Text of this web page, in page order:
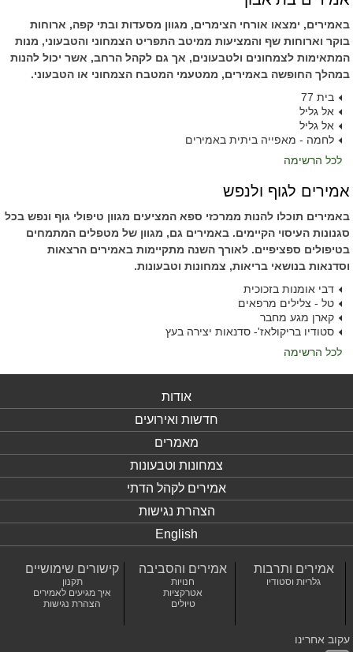
באמירים, ימצאו אורחי הצימרים, מגוון מסעדות ובתי קפה, ארוחות
בוקר וארוחות שף והמציעות ממיטב התפריט הצמחוני והטבעוני, מנות
המתאימות לצמחונים ולטבעונים, אך גם לקהל הרחב, אשר יכול להנות
במהלך החופשה באמירים, ממטעמי המטבח הצמחוני או הטבעוני.
בית 77
אל גליל
אל גליל
לחמה - מאפייה ביתית באמירים
לכל הרשימה
אמירים לגוף ולנפש
באמירים תוכלו להנות ממרכזי ספא המציעים מגוון טיפולי גוף ונפש בכל
סגנונות העיסוי הקיימים. באמירים גם, מגוון של מטפלים המתמחים
בטיפולים ספציפיים. לאורך השנה מתקיימות באמירים הרצאות
וסדנאות בנושאי בריאות, צמחונות וטבעונות.
דבי אומנות בזכוכית
טל - צלילים מרפאים
קארן מגע מחבר
סטודיו בריקולאז'- סדנאות יצירה בעץ
לכל הרשימה
אודות
חדשות ואירועים
מאמרים
צמחונות וטבעונות
אמירים לקהל הדתי
הצהרת נגישות
English
אמירים ותרבות
גלריות וסטודיו
אמירים והסביבה
חנויות
אטרקציות
טיולים
קישורים שימושיים
תקנון
איך מגיעים לאמירים
הצהרת נגישות
עקוב אחרינו